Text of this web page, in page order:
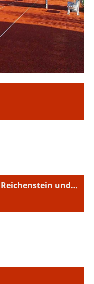
Clubmeisterschaften (mit TC Reichenstein und TC Arlesheim)